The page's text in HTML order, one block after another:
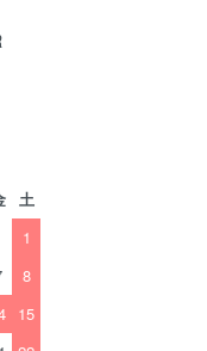
土
1
8
15